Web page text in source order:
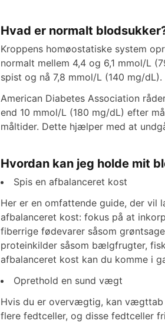
Hvad er normalt
Kroppens homøostatiske system
normalt mellem 4,4 og 6,1 mmol/L
spist og nå 7,8 mmol/L (140 mg/
American Diabetes Association
end 10 mmol/L (180 mg/dL) efter
måltider. Dette hjælper med at
Hvordan kan jeg holde mit
Spis en afbalanceret kost
Her er en omfattende guide, der
afbalanceret kost: fokus på at
fiberrige fødevarer såsom
proteinkilder såsom bælgfrugter,
afbalanceret kost kan du komme i
Oprethold en sund vægt
Hvis du er overvægtig, kan vægttab
flere fedtceller, og disse fedtceller